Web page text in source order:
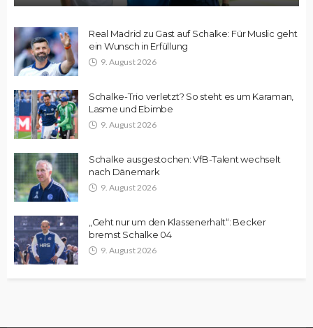
Real Madrid zu Gast auf Schalke: Für Muslic geht
ein Wunsch in Erfüllung
9. August 2026
Schalke-Trio verletzt? So steht es um Karaman,
Lasme und Ebimbe
9. August 2026
Schalke ausgestochen: VfB-Talent wechselt
nach Dänemark
9. August 2026
„Geht nur um den Klassenerhalt“: Becker
bremst Schalke 04
9. August 2026